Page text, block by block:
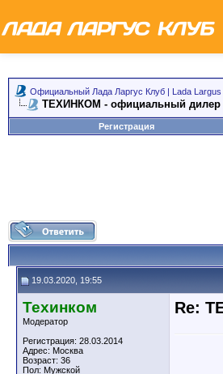
Официальный Лада Ларгус Клуб | Lada Largus
ТЕХИНКОМ - официальный дилер
Регистрация
19.03.2020, 19:55
Техинком
Модератор
Регистрация: 28.03.2014
Адрес: Москва
Возраст: 36
Пол: Мужской
Re: